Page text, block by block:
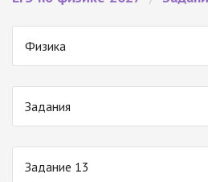
Физика
Задания
Задание 13